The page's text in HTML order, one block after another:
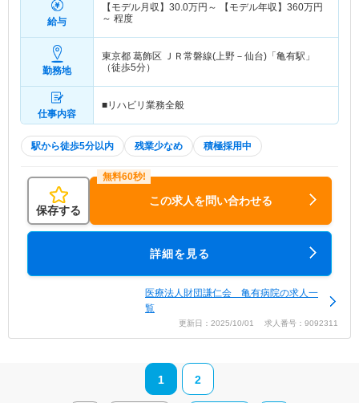
給与
【モデル月収】 30.0万円～ 【モデル年収】 360万円
～ 程度
勤務地
東京都 葛飾区 ＪＲ常磐線(上野－仙台)「亀有駅」
（徒歩5分）
仕事内容
■リハビリ業務全般
駅から徒歩5分以内 残業少なめ 積極採用中
保存する
この求人を問い合わせる
詳細を見る
医療法人財団謙仁会 亀有病院の求人一
覧
更新日：2025/10/01 求人番号：9092311
1 2